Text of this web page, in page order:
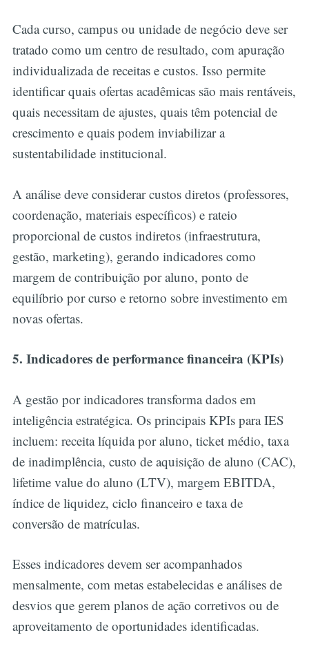
Cada curso, campus ou unidade de negócio deve ser
tratado como um centro de resultado, com apuração
individualizada de receitas e custos. Isso permite
identificar quais ofertas acadêmicas são mais rentáveis,
quais necessitam de ajustes, quais têm potencial de
crescimento e quais podem inviabilizar a
sustentabilidade institucional.
A análise deve considerar custos diretos (professores,
coordenação, materiais específicos) e rateio
proporcional de custos indiretos (infraestrutura,
gestão, marketing), gerando indicadores como
margem de contribuição por aluno, ponto de
equilíbrio por curso e retorno sobre investimento em
novas ofertas.
5. Indicadores de performance financeira (KPIs)
A gestão por indicadores transforma dados em
inteligência estratégica. Os principais KPIs para IES
incluem: receita líquida por aluno, ticket médio, taxa
de inadimplência, custo de aquisição de aluno (CAC),
lifetime value do aluno (LTV), margem EBITDA,
índice de liquidez, ciclo financeiro e taxa de
conversão de matrículas.
Esses indicadores devem ser acompanhados
mensalmente, com metas estabelecidas e análises de
desvios que gerem planos de ação corretivos ou de
aproveitamento de oportunidades identificadas.